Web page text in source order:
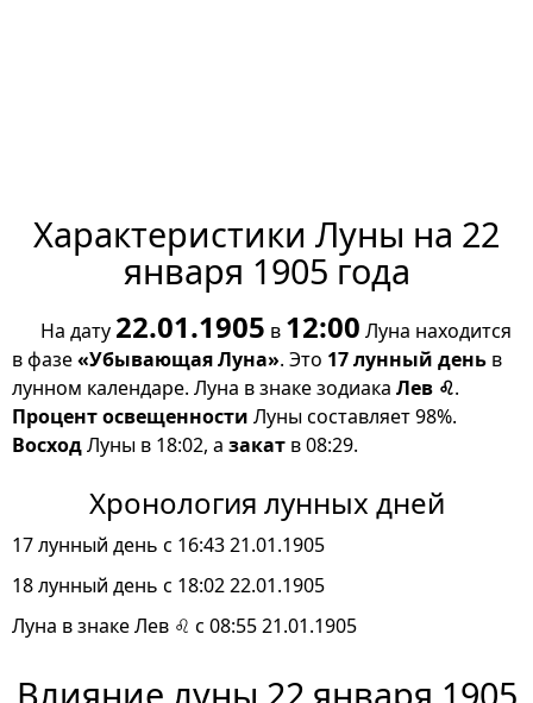
Характеристики Луны на 22
января 1905 года
На дату 22.01.1905 в 12:00 Луна находится
в фазе«Убывающая Луна». Это 17 лунный день в
лунном календаре. Луна в знаке зодиака Лев ♌.
Процент освещенности Луны составляет 98%.
ВосходЛуны в 18:02, а закат в 08:29.
Хронология лунных дней
17 лунный день с 16:43 21.01.1905
18 лунный день с 18:02 22.01.1905
Луна в знаке Лев ♌ с 08:55 21.01.1905